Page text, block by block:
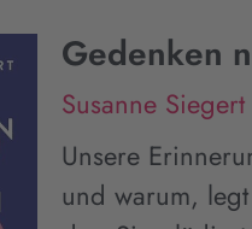
Gedenken
Susanne Siegert
Unsere
und warum,